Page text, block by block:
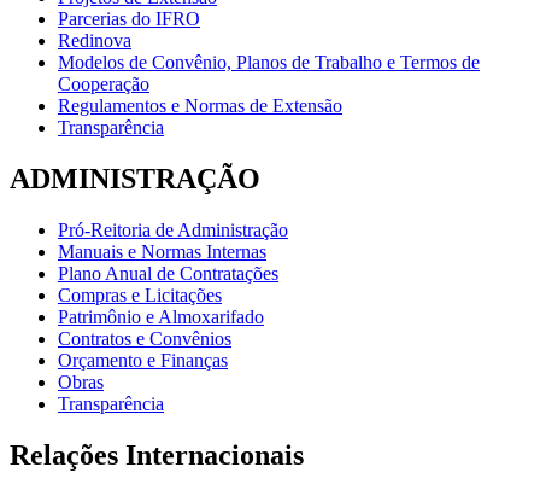
Parcerias do IFRO
Redinova
Modelos de Convênio, Planos de Trabalho e Termos de
Cooperação
Regulamentos e Normas de Extensão
Transparência
ADMINISTRAÇÃO
Pró-Reitoria de Administração
Manuais e Normas Internas
Plano Anual de Contratações
Compras e Licitações
Patrimônio e Almoxarifado
Contratos e Convênios
Orçamento e Finanças
Obras
Transparência
Relações Internacionais